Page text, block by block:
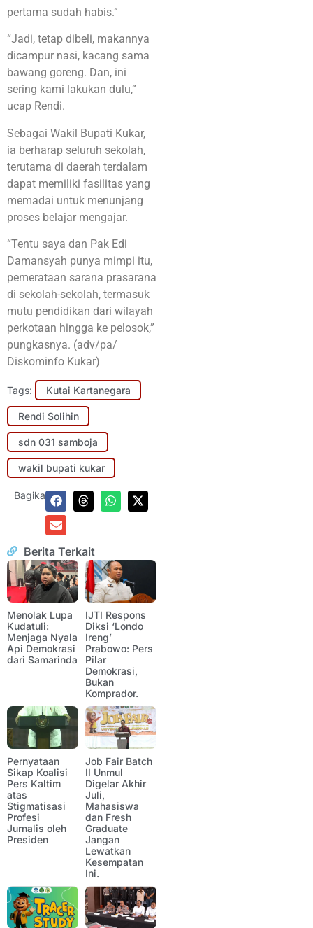
pertama sudah habis.”
“Jadi, tetap dibeli, makannya
dicampur nasi, kacang sama
bawang goreng. Dan, ini
sering kami lakukan dulu,”
ucap Rendi.
Sebagai Wakil Bupati Kukar,
ia berharap seluruh sekolah,
terutama di daerah terdalam
dapat memiliki fasilitas yang
memadai untuk menunjang
proses belajar mengajar.
“Tentu saya dan Pak Edi
Damansyah punya mimpi itu,
pemerataan sarana prasarana
di sekolah-sekolah, termasuk
mutu pendidikan dari wilayah
perkotaan hingga ke pelosok,”
pungkasnya. (adv/pa/
Diskominfo Kukar)
Tags: Kutai Kartanegara
Rendi Solihin
sdn 031 samboja
wakil bupati kukar
Bagikan:
Berita Terkait
Menolak Lupa
Kudatuli:
Menjaga Nyala
Api Demokrasi
dari Samarinda
IJTI Respons
Diksi ‘Londo
Ireng’
Prabowo: Pers
Pilar
Demokrasi,
Bukan
Komprador.
Pernyataan
Sikap Koalisi
Pers Kaltim
atas
Stigmatisasi
Profesi
Jurnalis oleh
Presiden
Job Fair Batch
II Unmul
Digelar Akhir
Juli,
Mahasiswa
dan Fresh
Graduate
Jangan
Lewatkan
Kesempatan
Ini.